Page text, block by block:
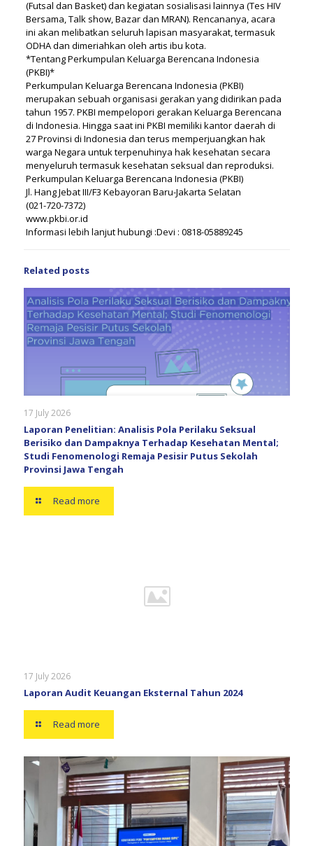
(Futsal dan Basket) dan kegiatan sosialisasi lainnya (Tes HIV
Bersama, Talk show, Bazar dan MRAN). Rencananya, acara
ini akan melibatkan seluruh lapisan masyarakat, termasuk
ODHA dan dimeriahkan oleh artis ibu kota.
*Tentang Perkumpulan Keluarga Berencana Indonesia
(PKBI)*
Perkumpulan Keluarga Berencana Indonesia (PKBI)
merupakan sebuah organisasi gerakan yang didirikan pada
tahun 1957. PKBI mempelopori gerakan Keluarga Berencana
di Indonesia. Hingga saat ini PKBI memiliki kantor daerah di
27 Provinsi di Indonesia dan terus memperjuangkan hak
warga Negara untuk terpenuhinya hak kesehatan secara
menyeluruh termasuk kesehatan seksual dan reproduksi.
Perkumpulan Keluarga Berencana Indonesia (PKBI)
Jl. Hang Jebat III/F3 Kebayoran Baru-Jakarta Selatan
(021-720-7372)
www.pkbi.or.id
Informasi lebih lanjut hubungi :Devi : 0818-05889245
Related posts
17 July 2026
Laporan Penelitian: Analisis Pola Perilaku Seksual
Berisiko dan Dampaknya Terhadap Kesehatan Mental;
Studi Fenomenologi Remaja Pesisir Putus Sekolah
Provinsi Jawa Tengah
Read more
17 July 2026
Laporan Audit Keuangan Eksternal Tahun 2024
Read more